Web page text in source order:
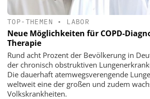
TOP-THEMEN • LABOR
Neue Möglichkeiten für COPD-
Therapie
Rund acht Prozent der Bevölkerung in
der chronisch obstruktiven
Die dauerhaft atemwegsverengende
weltweit eine der großen und zudem
Volkskrankheiten.